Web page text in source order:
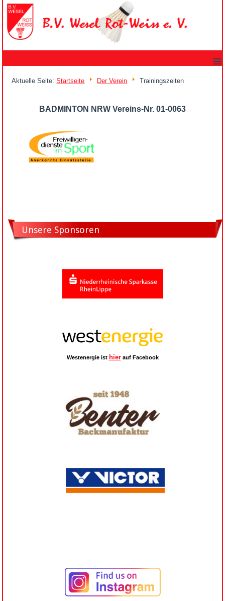
≡
Aktuelle Seite:Startseite Der Verein Trainingszeiten
BADMINTON NRW Vereins-Nr. 01-0063
Unsere Sponsoren
Westenergie ist hierauf Facebook